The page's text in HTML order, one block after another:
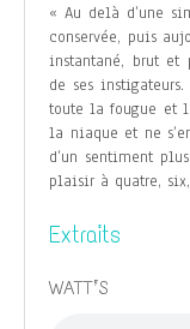
« Au delà d’une
conservée, puis
instantané, brut et
de ses
toute la fougue et
la niaque et ne
d’un sentiment
plaisir à quatre,
Extraits
WATT’S